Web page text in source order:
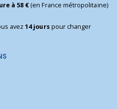
à 58 €(en France métropolitaine)
avez14 jours pour changer